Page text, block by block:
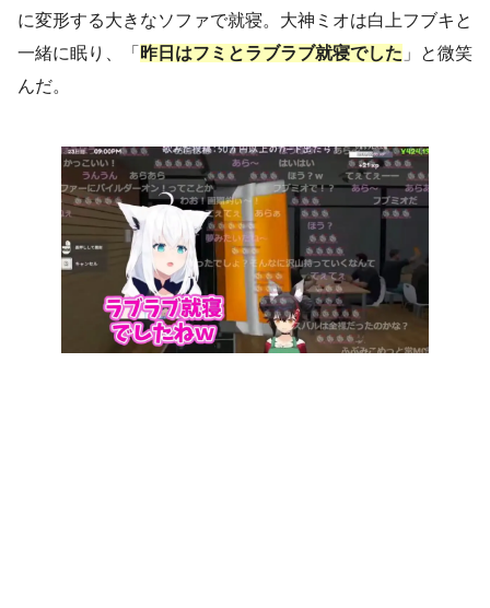
に変形する大きなソファで就寝。大神ミオは白上フブキと
一緒に眠り、「 昨日はフミとラブラブ就寝でした 」と微笑
んだ。